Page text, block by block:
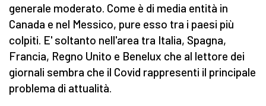
generale moderato. Come è di media entità in
Canada e nel Messico, pure esso tra i paesi più
colpiti. E' soltanto nell'area tra Italia, Spagna,
Francia, Regno Unito e Benelux che al lettore dei
giornali sembra che il Covid rappresenti il principale
problema di attualità.